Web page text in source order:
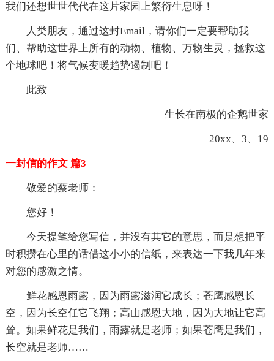
我们还想世世代代在这片家园上繁衍生息呀！
人类朋友，通过这封Email，请你们一定要帮助我
们、帮助这世界上所有的动物、植物、万物生灵，拯救这
个地球吧！将气候变暖趋势遏制吧！
此致
生长在南极的企鹅世家
20xx、3、19
一封信的作文 篇3
敬爱的蔡老师：
您好！
今天提笔给您写信，并没有其它的意思，而是想把平
时积攒在心里的话借这小小的信纸，来表达一下我几年来
对您的感激之情。
鲜花感恩雨露，因为雨露滋润它成长；苍鹰感恩长
空，因为长空任它飞翔；高山感恩大地，因为大地让它高
耸。如果鲜花是我们，雨露就是老师；如果苍鹰是我们，
长空就是老师……